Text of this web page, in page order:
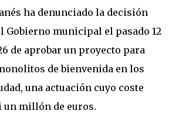
ha denunciado la decisión
Gobierno municipal el pasado 12
de aprobar un proyecto para
de bienvenida en los
una actuación cuyo coste
un millón de euros.